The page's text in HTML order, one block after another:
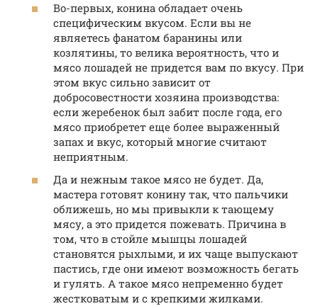
Во-первых, конина обладает очень
специфическим вкусом. Если вы не
являетесь фанатом баранины или
козлятины, то велика вероятность, что и
мясо лошадей не придется вам по вкусу. При
этом вкус сильно зависит от
добросовестности хозяина производства:
если жеребенок был забит после года, его
мясо приобретет еще более выраженный
запах и вкус, который многие считают
неприятным.
Да и нежным такое мясо не будет. Да,
мастера готовят конину так, что пальчики
оближешь, но мы привыкли к тающему
мясу, а это придется пожевать. Причина в
том, что в стойле мышцы лошадей
становятся рыхлыми, и их чаще выпускают
пастись, где они имеют возможность бегать
и гулять. А такое мясо непременно будет
жестковатым и с крепкими жилками.